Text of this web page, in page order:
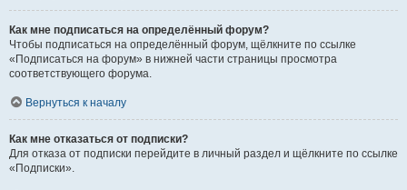
Как мне подписаться на определённый форум?
Чтобы подписаться на определённый форум, щёлкните по ссылке
«Подписаться на форум» в нижней части страницы просмотра
соответствующего форума.
Вернуться к началу
Как мне отказаться от подписки?
Для отказа от подписки перейдите в личный раздел и щёлкните по ссылке
«Подписки».